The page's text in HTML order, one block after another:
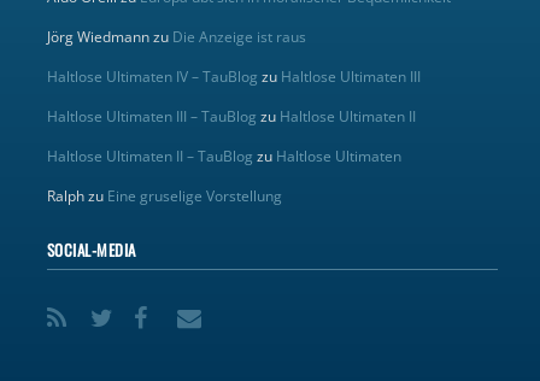
Jörg Wiedmannzu Die Anzeige ist raus
Haltlose Ultimaten IV – TauBlog zu Haltlose Ultimaten III
Haltlose Ultimaten III – TauBlog zu Haltlose Ultimaten II
Haltlose Ultimaten II – TauBlog zu Haltlose Ultimaten
Ralphzu Eine gruselige Vorstellung
SOCIAL-MEDIA